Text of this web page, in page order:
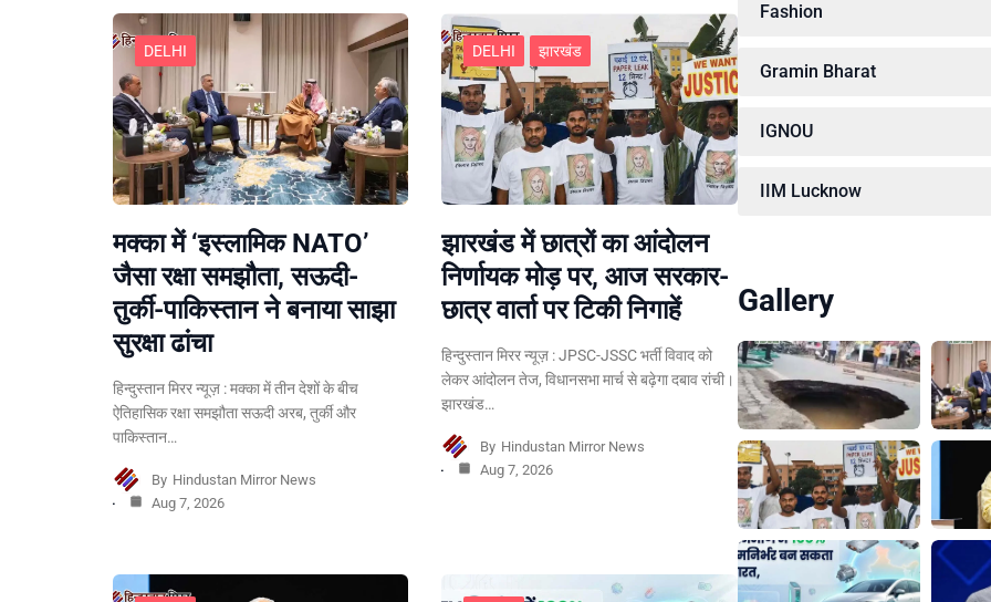
DELHI
मक्का में ‘इस्लामिक NATO’
जैसा रक्षा समझौता, सऊदी-
तुर्की-पाकिस्तान ने बनाया साझा
सुरक्षा ढांचा
हिन्दुस्तान मिरर न्यूज़ : मक्का में तीन देशों के बीच
ऐतिहासिक रक्षा समझौता सऊदी अरब, तुर्की और
पाकिस्तान…
By Hindustan Mirror News
Aug 7, 2026
DELHI झारखंड
झारखंड में छात्रों का आंदोलन
निर्णायक मोड़ पर, आज सरकार-
छात्र वार्ता पर टिकी निगाहें
हिन्दुस्तान मिरर न्यूज़ : JPSC-JSSC भर्ती विवाद को
लेकर आंदोलन तेज, विधानसभा मार्च से बढ़ेगा दबाव रांची।
झारखंड…
By Hindustan Mirror News
Aug 7, 2026
Fashion
Gramin Bharat
IGNOU
IIM Lucknow
Gallery